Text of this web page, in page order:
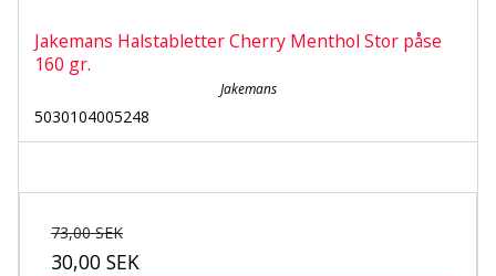
Jakemans Halstabletter Cherry Menthol Stor påse
160 gr.
Jakemans
5030104005248
73,00 SEK
30,00 SEK